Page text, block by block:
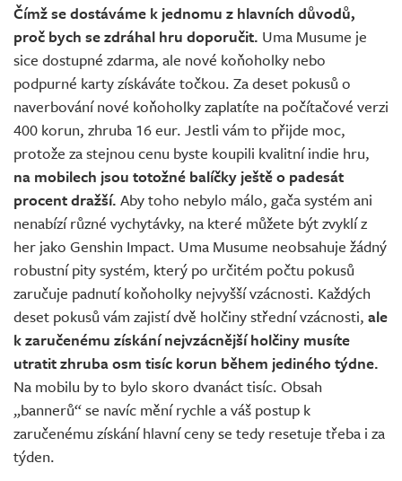
Čímž se dostáváme k jednomu z hlavních důvodů,
proč bych se zdráhal hru doporučit. Uma Musume je
sice dostupné zdarma, ale nové koňoholky nebo
podpurné karty získáváte točkou. Za deset pokusů o
naverbování nové koňoholky zaplatíte na počítačové verzi
400 korun, zhruba 16 eur. Jestli vám to přijde moc,
protože za stejnou cenu byste koupili kvalitní indie hru,
na mobilech jsou totožné balíčky ještě o padesát
procent dražší. Aby toho nebylo málo, gača systém ani
nenabízí různé vychytávky, na které můžete být zvyklí z
her jako Genshin Impact. Uma Musume neobsahuje žádný
robustní pity systém, který po určitém počtu pokusů
zaručuje padnutí koňoholky nejvyšší vzácnosti. Každých
deset pokusů vám zajistí dvě holčiny střední vzácnosti, ale
k zaručenému získání nejvzácnější holčiny musíte
utratit zhruba osm tisíc korun během jediného týdne.
Na mobilu by to bylo skoro dvanáct tisíc. Obsah
„bannerů“ se navíc mění rychle a váš postup k
zaručenému získání hlavní ceny se tedy resetuje třeba i za
týden.